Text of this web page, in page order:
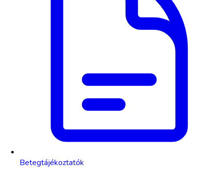
Betegtájékoztatók